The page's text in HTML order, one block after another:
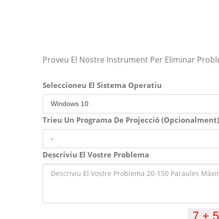
Proveu El Nostre Instrument Per Eliminar
Seleccioneu El Sistema Operatiu
Trieu Un Programa De Projecció (Opcionalment)
Descriviu El Vostre Problema